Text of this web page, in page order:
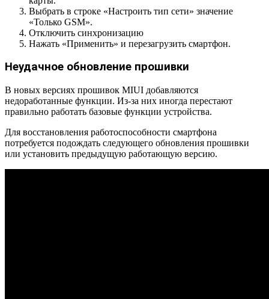
Выбрать в строке «Настроить тип сети» значение
«Только GSM».
Отключить синхронизацию
Нажать «Применить» и перезагрузить смартфон.
Неудачное обновление прошивки
В новых версиях прошивок MIUI добавляются
недоработанные функции. Из-за них иногда перестают
правильно работать базовые функции устройства.
Для восстановления работоспособности смартфона
потребуется подождать следующего обновления прошивки
или установить предыдущую работающую версию.